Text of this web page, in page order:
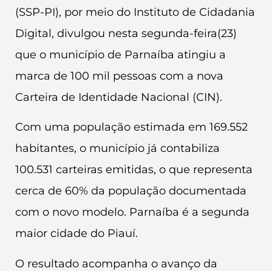
(SSP-PI), por meio do Instituto de Cidadania
Digital, divulgou nesta segunda-feira(23)
que o município de Parnaíba atingiu a
marca de 100 mil pessoas com a nova
Carteira de Identidade Nacional (CIN).
Com uma população estimada em 169.552
habitantes, o município já contabiliza
100.531 carteiras emitidas, o que representa
cerca de 60% da população documentada
com o novo modelo. Parnaíba é a segunda
maior cidade do Piauí.
O resultado acompanha o avanço da